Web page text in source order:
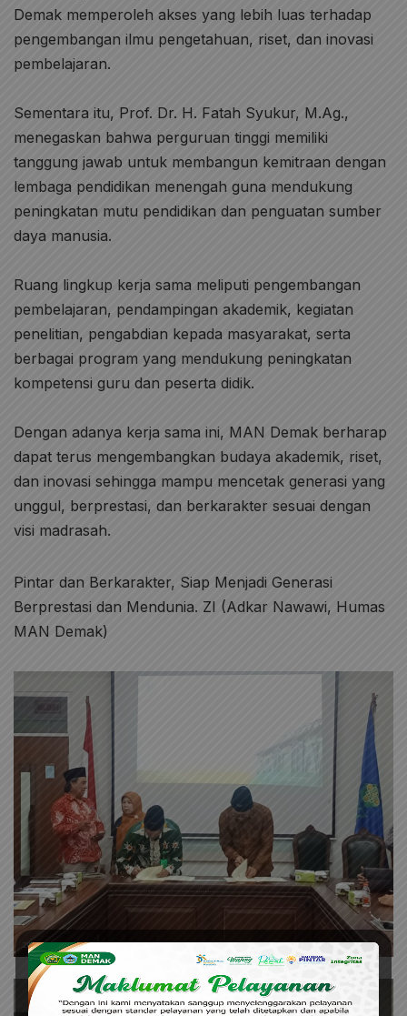
Demak memperoleh akses yang lebih luas terhadap
pengembangan ilmu pengetahuan, riset, dan inovasi
pembelajaran.
Sementara itu, Prof. Dr. H. Fatah Syukur, M.Ag.,
menegaskan bahwa perguruan tinggi memiliki
tanggung jawab untuk membangun kemitraan dengan
lembaga pendidikan menengah guna mendukung
peningkatan mutu pendidikan dan penguatan sumber
daya manusia.
Ruang lingkup kerja sama meliputi pengembangan
pembelajaran, pendampingan akademik, kegiatan
penelitian, pengabdian kepada masyarakat, serta
berbagai program yang mendukung peningkatan
kompetensi guru dan peserta didik.
Dengan adanya kerja sama ini, MAN Demak berharap
dapat terus mengembangkan budaya akademik, riset,
dan inovasi sehingga mampu mencetak generasi yang
unggul, berprestasi, dan berkarakter sesuai dengan
visi madrasah.
Pintar dan Berkarakter, Siap Menjadi Generasi
Berprestasi dan Mendunia. ZI (Adkar Nawawi, Humas
MAN Demak)